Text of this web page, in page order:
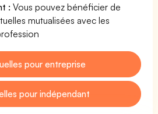
: Vous pouvez bénéficier de
mutualisées avec les
pour entreprise
pour indépendant